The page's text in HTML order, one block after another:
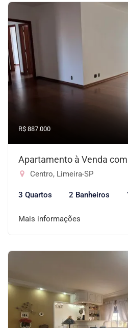
R$ 887.000
Apartamento à Venda
Centro, Limeira-SP
3 Quartos 2 Banheiros
Mais informações